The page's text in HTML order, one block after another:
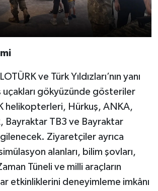
ve Türk Yıldızları’nın yanı
uçakları gökyüzünde gösteriler
helikopterleri, Hürkuş, ANKA,
Bayraktar TB3 ve Bayraktar
Ziyaretçiler ayrıca
alanları, bilim şovları,
Tüneli ve milli araçların
etkinliklerini deneyimleme imkânı